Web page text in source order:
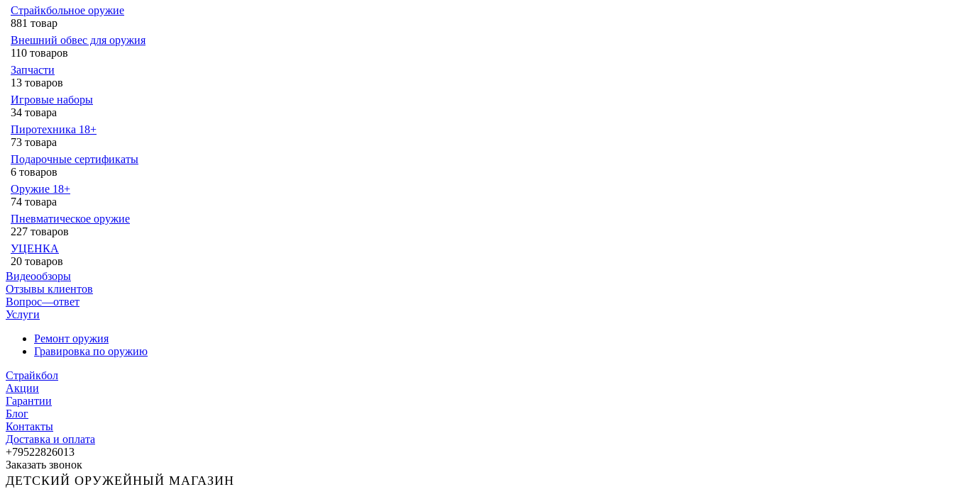
Страйкбольное оружие
881 товар
Внешний обвес для оружия
110 товаров
Запчасти
13 товаров
Игровые наборы
34 товара
Пиротехника 18+
73 товара
Подарочные сертификаты
6 товаров
Оружие 18+
74 товара
Пневматическое оружие
227 товаров
УЦЕНКА
20 товаров
Видеообзоры
Отзывы клиентов
Вопрос—ответ
Услуги
Ремонт оружия
Гравировка по оружию
Страйкбол
Акции
Гарантии
Блог
Контакты
Доставка и оплата
+79522826013
Заказать звонок
ДЕТСКИЙ ОРУЖЕЙНЫЙ МАГАЗИН